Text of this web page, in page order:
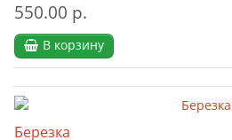
550.00 р.
В корзину
Березка